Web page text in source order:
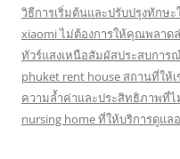
วิธีการเริ่มต้นและปรับปรุงทักษ
xiaomi ไม่ต้องการให้คุณพลาด
ทัวร์แสงเหนือสัมผัสประสบการ
phuket rent house สถานที่ให้
ความล้ำค่าและประสิทธิภาพที่
nursing home ที่ให้บริการดูแล